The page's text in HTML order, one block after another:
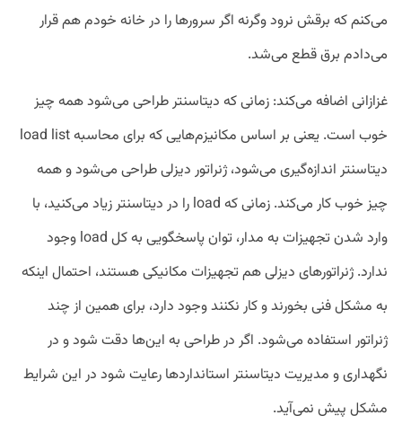
می‌کنم که برقش نرود وگرنه اگر سرورها را در خانه خودم هم قرار
می‌دادم برق قطع می‌شد.
غزازانی اضافه می‌کند: زمانی که دیتاسنتر طراحی می‌شود همه چیز
خوب است. یعنی بر اساس مکانیزم‌هایی که برای محاسبه load list
دیتاسنتر اندازه‌گیری می‌شود، ژنراتور دیزلی طراحی می‌شود و همه
چیز خوب کار می‌کند. زمانی که load را در دیتاسنتر زیاد می‌کنید، با
وارد شدن تجهیزات به مدار، توان پاسخگویی به کل load وجود
ندارد. ژنراتورهای دیزلی هم تجهیزات مکانیکی هستند، احتمال اینکه
به مشکل فنی بخورند و کار نکنند وجود دارد، برای همین از چند
ژنراتور استفاده می‌شود. اگر در طراحی به این‌ها دقت شود و در
نگهداری و مدیریت دیتاسنتر استانداردها رعایت شود در این شرایط
مشکل پیش نمی‌آید.